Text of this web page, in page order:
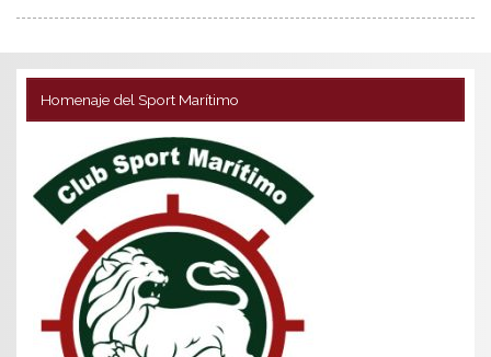
Homenaje del Sport Marítimo